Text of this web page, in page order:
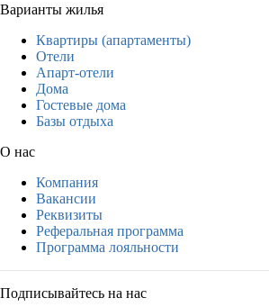
Варианты жилья
Квартиры (апартаменты)
Отели
Апарт-отели
Дома
Гостевые дома
Базы отдыха
О нас
Компания
Вакансии
Реквизиты
Реферальная программа
Программа лояльности
Подписывайтесь на нас